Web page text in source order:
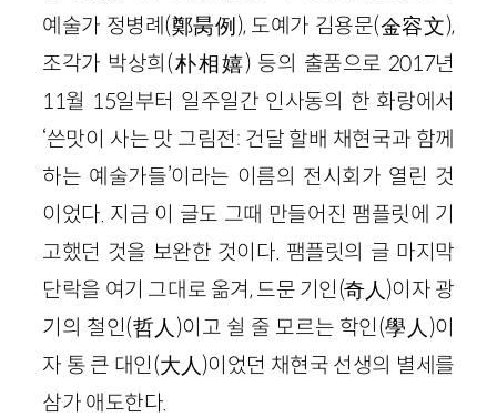
예술가 정병례(鄭昺例), 도예가 김용문(金容文),
조각가 박상희(朴相嬉) 등의 출품으로 2017년
11월 15일부터 일주일간 인사동의 한 화랑에서
‘쓴맛이 사는 맛 그림전: 건달 할배 채현국과 함께
하는 예술가들’이라는 이름의 전시회가 열린 것
이었다. 지금 이 글도 그때 만들어진 팸플릿에 기
고했던 것을 보완한 것이다. 팸플릿의 글 마지막
단락을 여기 그대로 옮겨, 드문 기인(奇人)이자 광
기의 철인(哲人)이고 쉴 줄 모르는 학인(學人)이
자 통 큰 대인(大人)이었던 채현국 선생의 별세를
삼가 애도한다.